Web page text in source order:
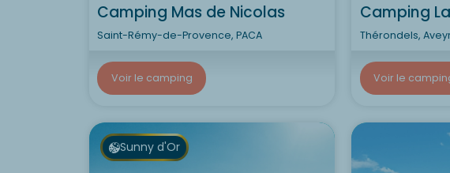
Camping Mas de Nicolas
Saint-Rémy-de-Provence, PACA
Voir le camping
Camping
Thérondels,
Voir le
Sunny d'Or